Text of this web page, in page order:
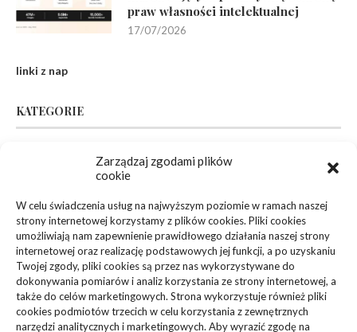
Zarządzaj zgodami plików
cookie
W celu świadczenia usług na najwyższym poziomie w ramach naszej
strony internetowej korzystamy z plików cookies. Pliki cookies
umożliwiają nam zapewnienie prawidłowego działania naszej strony
internetowej oraz realizację podstawowych jej funkcji, a po uzyskaniu
Twojej zgody, pliki cookies są przez nas wykorzystywane do
dokonywania pomiarów i analiz korzystania ze strony internetowej, a
także do celów marketingowych. Strona wykorzystuje również pliki
cookies podmiotów trzecich w celu korzystania z zewnętrznych
narzędzi analitycznych i marketingowych. Aby wyrazić zgodę na
praw własności intelektualnej
17/07/2026
linki z nap
KATEGORIE
(95)
Dom, Ogród
Zdrowie, Medycyna
Edukacja, Rozrywka (36)